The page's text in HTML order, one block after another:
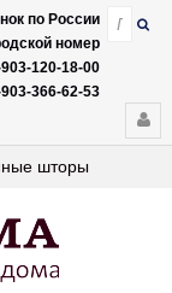
по России
номер
120-18-00
366-62-53
шторы